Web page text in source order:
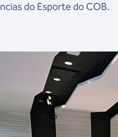
do Esporte do COB.